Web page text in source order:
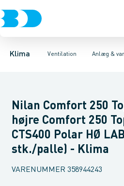
Klima Ventilation
Ventilation VarmepumperEl
Anlæg &
Fittings RørSlangerSpjæld
Aggregater Duka One 1-rums
Nilan Comfort 250
højre Comfort 250
CTS400 Polar HØ
stk./palle) - Klima
VARENUMMER 358944243